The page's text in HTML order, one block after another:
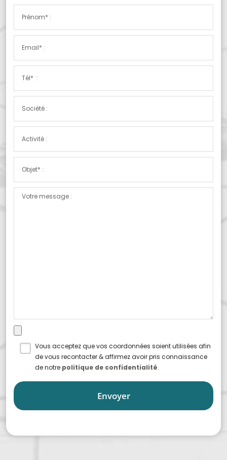
Vous acceptez que vos coordonnées soient utilisées afin
de vous recontacter & affirmez avoir pris connaissance
de notre politique de confidentialité.